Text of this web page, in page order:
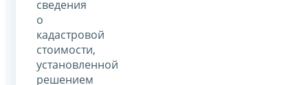
сведения
о
кадастровой
стоимости,
установленной
решением